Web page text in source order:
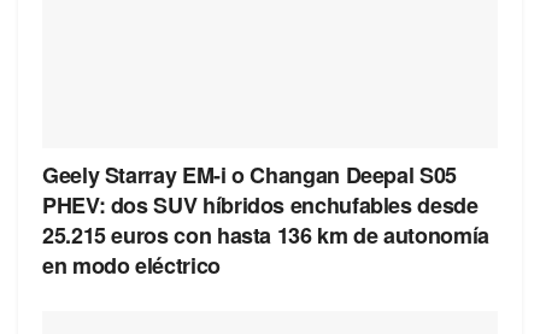
Geely Starray EM-i o Changan Deepal S05
PHEV: dos SUV híbridos enchufables desde
25.215 euros con hasta 136 km de autonomía
en modo eléctrico